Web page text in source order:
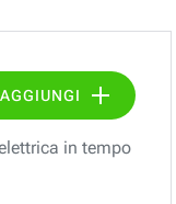
AGGIUNGI
in tempo